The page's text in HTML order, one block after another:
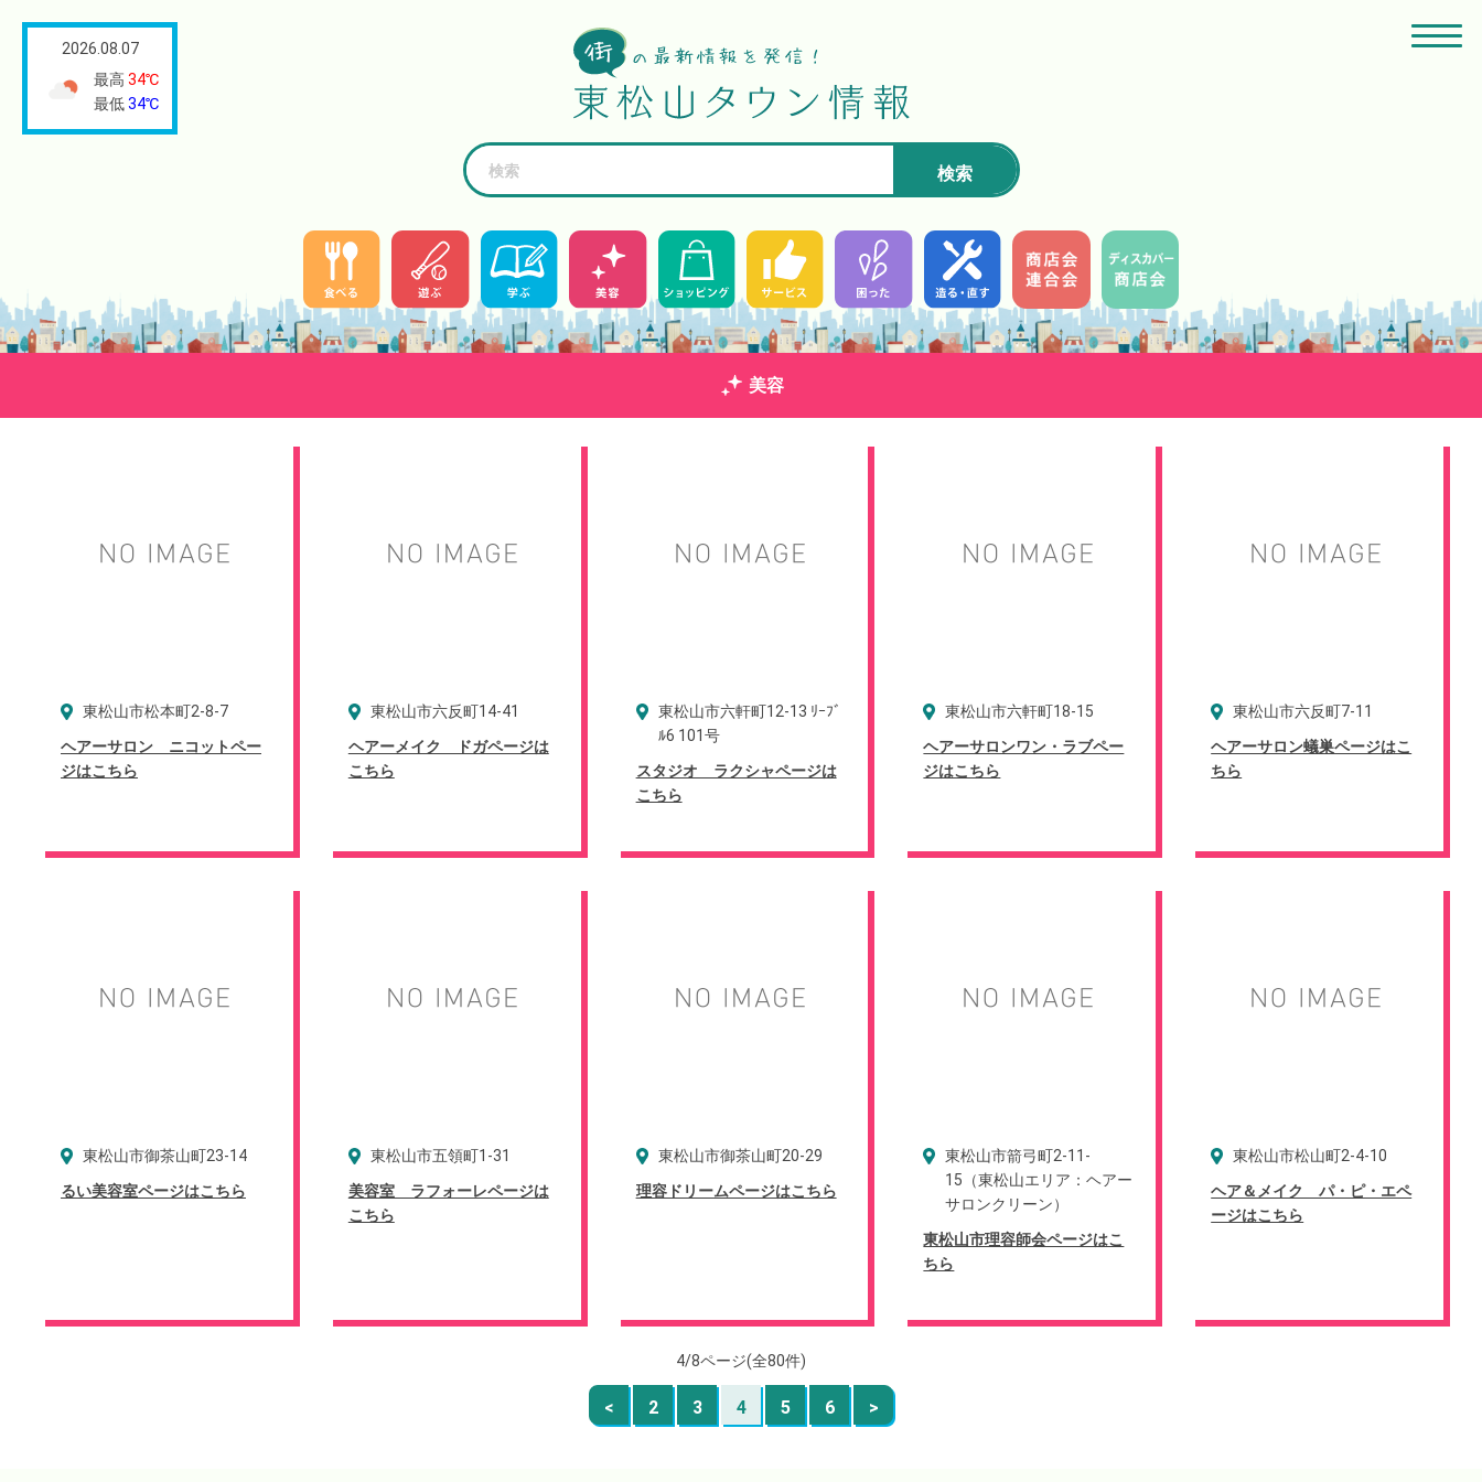
検索
2026.08.07
最高 34℃
最低34℃
美容
東松山市松本町2-8-7
ヘアーサロン ニコットペー
ジはこちら
東松山市六反町14-41
ヘアーメイク ドガページは
こちら
東松山市六軒町12-13 ﾘｰﾌﾞ
ﾙ6 101号
スタジオ ラクシャページは
こちら
東松山市六軒町18-15
ヘアーサロンワン・ラブペー
ジはこちら
東松山市六反町7-11
ヘアーサロン蟻巣ページはこ
ちら
東松山市御茶山町23-14
るい美容室ページはこちら
東松山市五領町1-31
美容室 ラフォーレページは
こちら
東松山市御茶山町20-29
理容ドリームページはこちら
東松山市箭弓町2-11-
15（東松山エリア：ヘアー
サロンクリーン）
東松山市理容師会ページはこ
ちら
東松山市松山町2-4-10
ヘア＆メイク パ・ピ・エペ
ージはこちら
4/8ページ(全80件)
< 2 3 4 5 6 >